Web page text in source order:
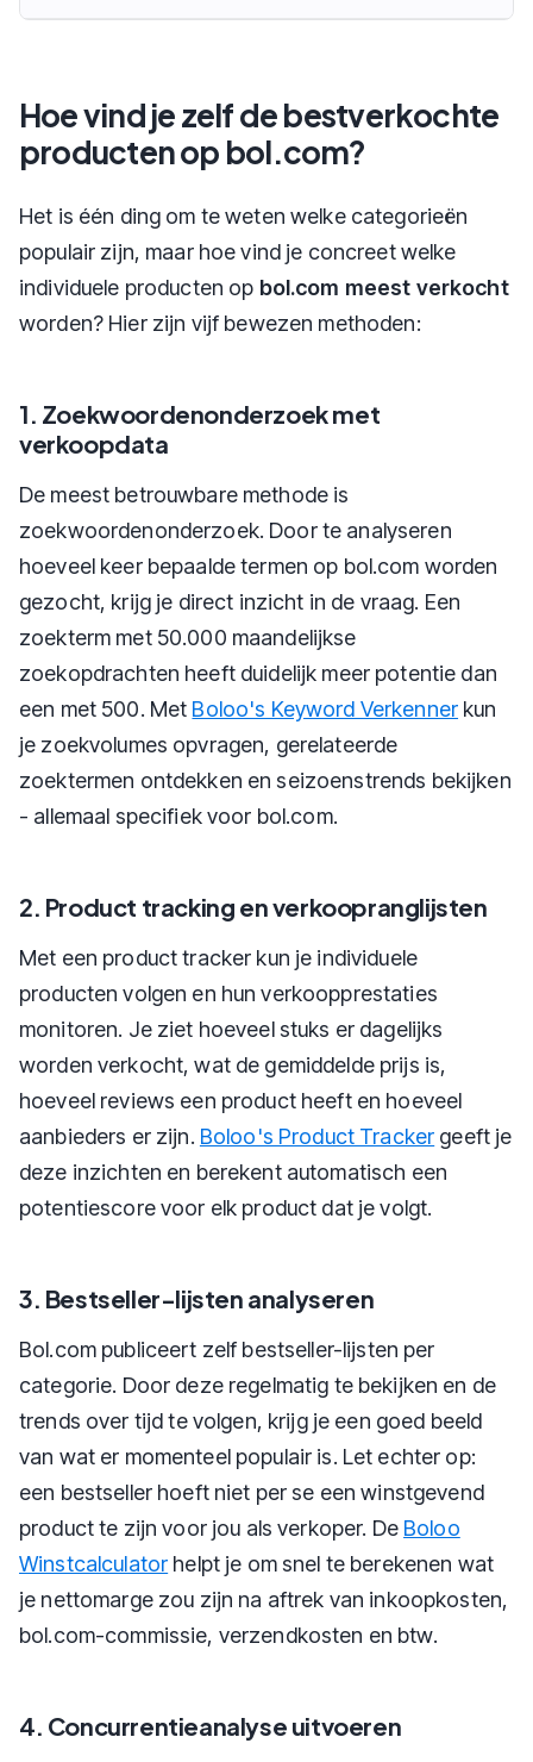
Hoe vind je zelf de bestverkochte
producten op bol.com?
Het is één ding om te weten welke categorieën
populair zijn, maar hoe vind je concreet welke
individuele producten op bol.com meest verkocht
worden? Hier zijn vijf bewezen methoden:
1. Zoekwoordenonderzoek met
verkoopdata
De meest betrouwbare methode is
zoekwoordenonderzoek. Door te analyseren
hoeveel keer bepaalde termen op bol.com worden
gezocht, krijg je direct inzicht in de vraag. Een
zoekterm met 50.000 maandelijkse
zoekopdrachten heeft duidelijk meer potentie dan
een met 500. Met Boloo's Keyword Verkenner kun
je zoekvolumes opvragen, gerelateerde
zoektermen ontdekken en seizoenstrends bekijken
- allemaal specifiek voor bol.com.
2. Product tracking en verkoopranglijsten
Met een product tracker kun je individuele
producten volgen en hun verkoopprestaties
monitoren. Je ziet hoeveel stuks er dagelijks
worden verkocht, wat de gemiddelde prijs is,
hoeveel reviews een product heeft en hoeveel
aanbieders er zijn. Boloo's Product Tracker geeft je
deze inzichten en berekent automatisch een
potentiescore voor elk product dat je volgt.
3. Bestseller-lijsten analyseren
Bol.com publiceert zelf bestseller-lijsten per
categorie. Door deze regelmatig te bekijken en de
trends over tijd te volgen, krijg je een goed beeld
van wat er momenteel populair is. Let echter op:
een bestseller hoeft niet per se een winstgevend
product te zijn voor jou als verkoper. De Boloo
Winstcalculator helpt je om snel te berekenen wat
je nettomarge zou zijn na aftrek van inkoopkosten,
bol.com-commissie, verzendkosten en btw.
4. Concurrentieanalyse uitvoeren